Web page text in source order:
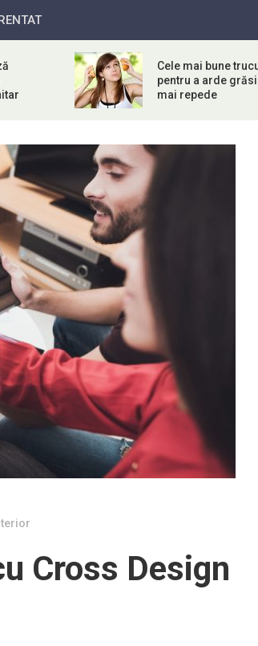
Cele mai bune
pentru a arde
mai repede
Cross Design